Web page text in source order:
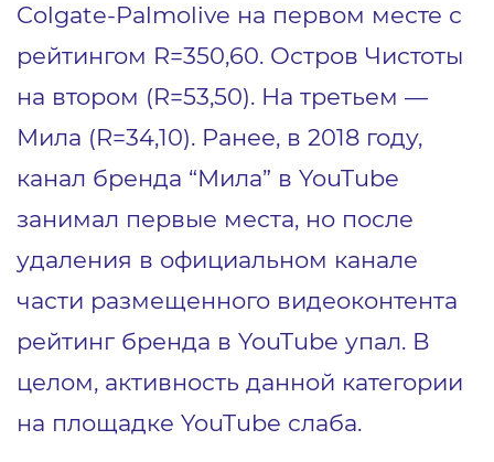
Colgate-Palmolive на первом месте с
рейтингом R=350,60. Остров Чистоты
на втором (R=53,50). На третьем —
Мила (R=34,10). Ранее, в 2018 году,
канал бренда “Мила” в YouTube
занимал первые места, но после
удаления в официальном канале
части размещенного видеоконтента
рейтинг бренда в YouTube упал. В
целом, активность данной категории
на площадке YouTube слаба.